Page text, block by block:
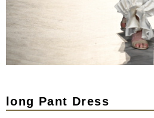
long Pant Dress